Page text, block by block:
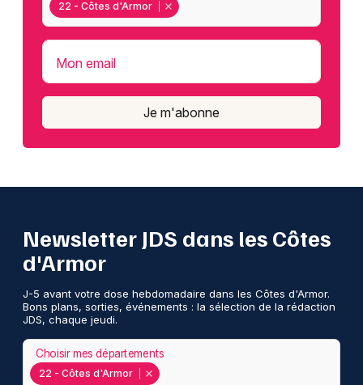
22 - Côtes d'Armor
Mon email
Je m'abonne
Newsletter JDS dans les Côtes
d'Armor
J-5 avant votre dose hebdomadaire dans les Côtes d'Armor.
Bons plans, sorties, événements : la sélection de la rédaction
JDS, chaque jeudi.
22 - Côtes d'Armor
Choisir mes départements